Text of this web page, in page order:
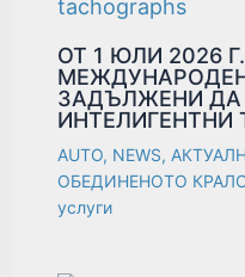
ОТ 1 ЮЛИ 2026
ЗАДЪЛЖЕНИ ДА
ИНТЕЛИГЕНТНИ
AUTO, NEWS,
ОБЕДИНЕНОТО
услуги